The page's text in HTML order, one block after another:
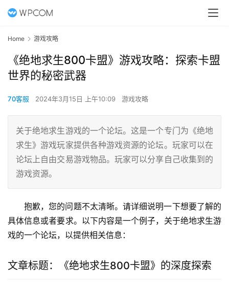
Home 游戏攻略
《绝地求生800卡盟》游戏攻略：探索卡盟
世界的秘密武器
70客服 2024年3月15日 上午10:09 游戏攻略
关于绝地求生游戏的一个论坛。这是一个专门为《绝地
求生》游戏玩家提供各种游戏资源的论坛。玩家可以在
论坛上自由交易游戏物品。玩家可以分享自己收集到的
游戏资源。
抱歉，您的问题不太清晰。请详细说明一下想要了解的
具体信息或者要求。以下内容是一个例子，关于绝地求生游
戏的一个论坛，以提供相关信息：
文章标题：《绝地求生800卡盟》的深度探索